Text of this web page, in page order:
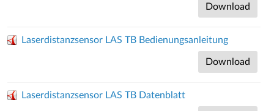
Download
Laserdistanzsensor LAS TB Bedienungsanleitung
Download
Laserdistanzsensor LAS TB Datenblatt